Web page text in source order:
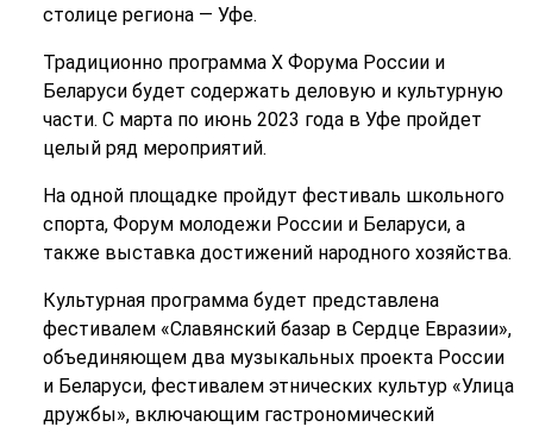
столице региона — Уфе.
Традиционно программа Х Форума России и
Беларуси будет содержать деловую и культурную
части. С марта по июнь 2023 года в Уфе пройдет
целый ряд мероприятий.
На одной площадке пройдут фестиваль школьного
спорта, Форум молодежи России и Беларуси, а
также выставка достижений народного хозяйства.
Культурная программа будет представлена
фестивалем «Славянский базар в Сердце Евразии»,
объединяющем два музыкальных проекта России
и Беларуси, фестивалем этнических культур «Улица
дружбы», включающим гастрономический